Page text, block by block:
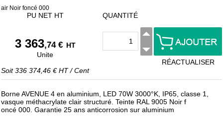
air Noir foncé 000
PU NET HT
3 363,74 € HT
Unite
Soit336 374,46 € HT/Cent
QUANTITÉ
RÉACTUALISER
Borne AVENUE 4 en aluminium, LED 70W 3000°K, IP65, classe 1,
vasque méthacrylate clair structuré. Teinte RAL 9005 Noir f
oncé 000. Garantie 25 ans anticorrosion sur aluminium